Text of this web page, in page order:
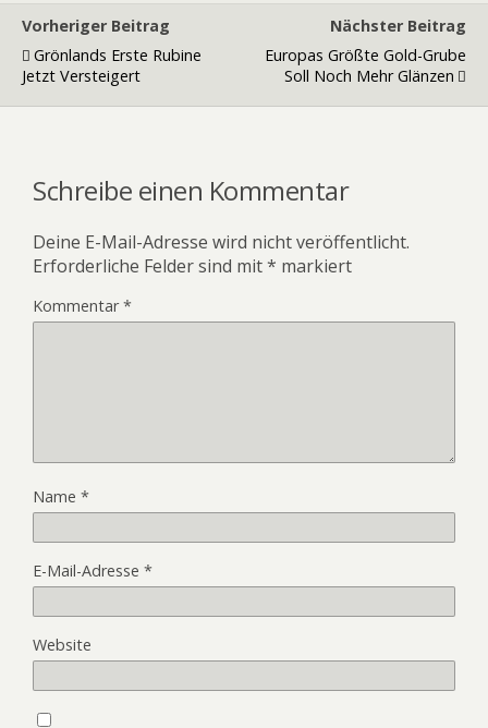
Vorheriger Beitrag
Grönlands Erste Rubine
Jetzt Versteigert
Nächster Beitrag
Europas Größte Gold-Grube
Soll Noch Mehr Glänzen
Schreibe einen Kommentar
Deine E-Mail-Adresse wird nicht veröffentlicht.
Erforderliche Felder sind mit* markiert
Kommentar*
Name *
E-Mail-Adresse *
Website